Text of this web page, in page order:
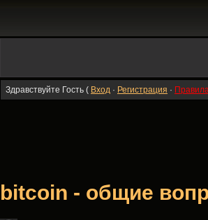
Здравствуйте Гость ( Вход · Регистрация ·
bitcoin - общие